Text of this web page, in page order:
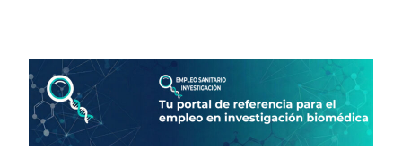
contenido